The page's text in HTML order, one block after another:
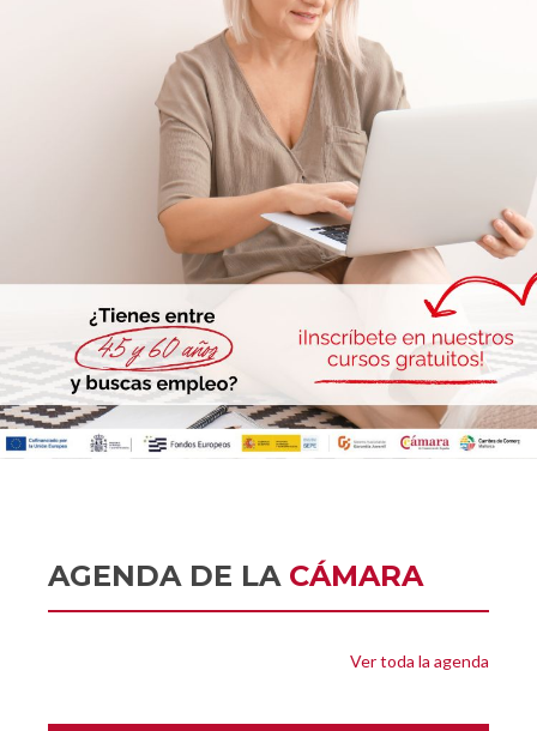
AGENDA DE LA CÁMARA
Ver toda la agenda